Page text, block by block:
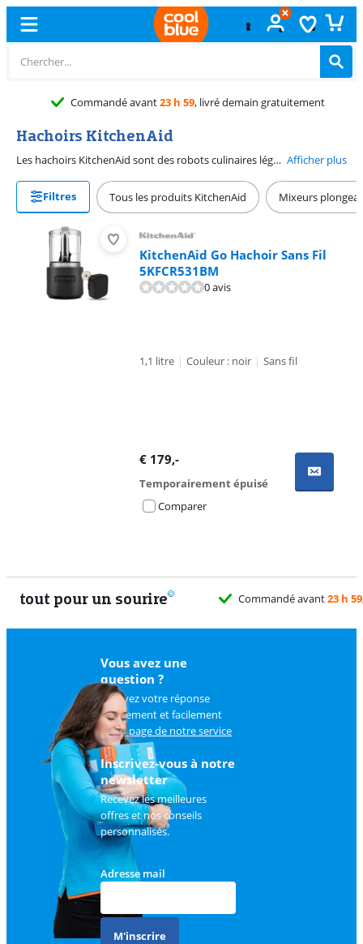
Commandé avant23 h 59, livré demain gratuitement
Hachoirs KitchenAid
Les hachoirs KitchenAid sont des robots culinaires légers et compacts que vous pouvez utiliser tous les jours, pour couper des oignons ou d'autres légumes ou pour mélanger des assaisonnements ou des sauces, par exemple. Les hachoirs KitchenAid sont très conviviaux et faciles à utiliser. Il suffit d'appuyer sur un bouton. Choisissez entre les 2 vitesses ou activez le mode Pulse pour un contrôle précis. Afficher plus
Filtres Tous les produits KitchenAid Mixeurs
KitchenAid Go Hachoir Sans Fil
5KFCR531BM
0 avis
1,1 litre | Couleur : noir | Sans fil
€ 179,-
Temporairement épuisé
Comparer
tout pour un sourire Commandé avant23 h 59
Vous avez une
question ?
Trouvez votre réponse
rapidement et facilement
surla page de notre service
client.
Inscrivez-vous à notre
newsletter
Recevez les meilleures
offres et nos conseils
personnalisés.
Adresse mail
M'inscrire